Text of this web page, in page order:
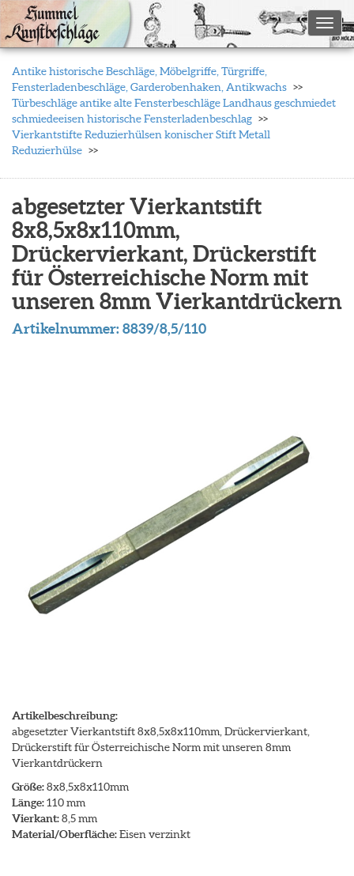
Antike historische Beschläge, Möbelgriffe, Türgriffe,
Fensterladenbeschläge, Garderobenhaken, Antikwachs
Türbeschläge antike alte Fensterbeschläge Landhaus geschmiedet
schmiedeeisen historische Fensterladenbeschlag
Vierkantstifte Reduzierhülsen konischer Stift Metall
Reduzierhülse
abgesetzter Vierkantstift
8x8,5x8x110mm,
Drückervierkant, Drückerstift
für Österreichische Norm mit
unseren 8mm Vierkantdrückern
Artikelnummer:8839/8,5/110
Artikelbeschreibung:
abgesetzter Vierkantstift 8x8,5x8x110mm, Drückervierkant,
Drückerstift für Österreichische Norm mit unseren 8mm
Vierkantdrückern
Größe:8x8,5x8x110mm
Länge:110 mm
Vierkant:8,5 mm
Material/Oberfläche:Eisen verzinkt